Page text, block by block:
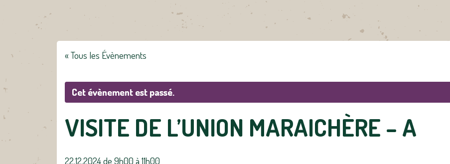
« Tous les Évènements
Cet évènement est passé.
VISITE DE L’UNION MARAICHÈRE – A
22.12.2024 de 9h00 à 11h00